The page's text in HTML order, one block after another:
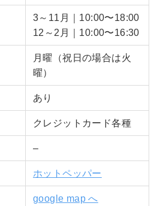
3～11月｜10:00〜18:00
12～2月｜10:00〜16:30
月曜（祝日の場合は火
曜）
あり
クレジットカード各種
–
ホットペッパー
google map へ